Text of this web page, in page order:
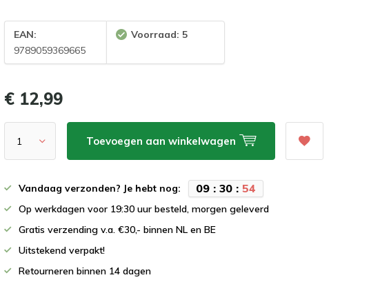
EAN:
9789059369665
Voorraad: 5
€ 12,99
Toevoegen aan winkelwagen
Vandaag verzonden? Je hebt nog: 09 :30 :54
Op werkdagen voor 19:30 uur besteld, morgen geleverd
Gratis verzending v.a. €30,- binnen NL en BE
Uitstekend verpakt!
Retourneren binnen 14 dagen